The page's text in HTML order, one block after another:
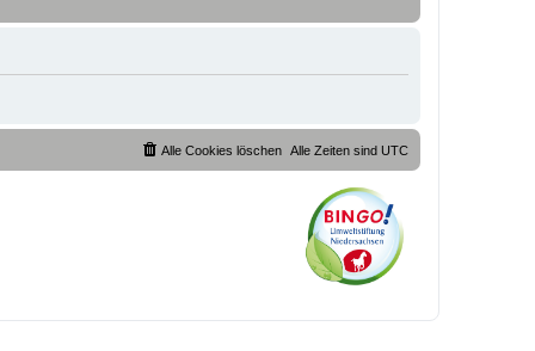
Alle Zeiten sind UTC
Alle Cookies löschen